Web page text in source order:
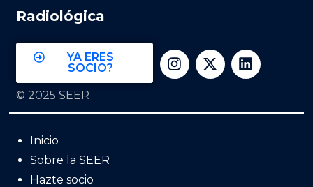
Radiológica
YA ERES
SOCIO?
© 2025 SEER
Inicio
Sobre la SEER
Hazte socio